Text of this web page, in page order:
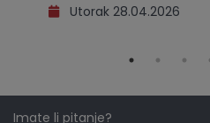
Utorak 28.04.2026
Imate li pitanje?